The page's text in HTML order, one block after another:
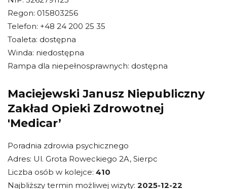
Regon: 015803256
Telefon: +48 24 200 25 35
Toaleta: dostępna
Winda: niedostępna
Rampa dla niepełnosprawnych: dostępna
Maciejewski Janusz Niepubliczny
Zakład Opieki Zdrowotnej
'Medicar’
Poradnia zdrowia psychicznego
Adres: Ul. Grota Roweckiego 2A, Sierpc
Liczba osób w kolejce: 410
Najbliższy termin możliwej wizyty: 2025-12-22